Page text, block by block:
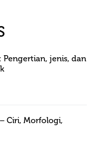
jenis, dan
Ciri, Morfologi,